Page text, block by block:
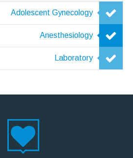
Adolescent Gynecology
Anesthesiology
Laboratory